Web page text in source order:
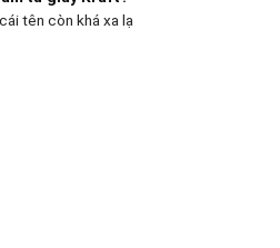
tên còn khá xa lạ